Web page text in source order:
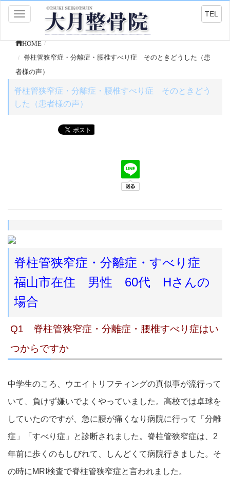
Toggle
navigation
TEL
HOME
脊柱管狭窄症・分離症・腰椎すべり症 そのときどうした（患
者様の声）
脊柱管狭窄症・分離症・腰椎すべり症 そのときどう
した（患者様の声）
脊柱管狭窄症・分離症・すべり症
福山市在住 男性 60代 Hさんの
場合
Q1 脊柱管狭窄症・分離症・腰椎すべり症はい
つからですか
中学生のころ、ウエイトリフティングの真似事が流行って
いて、負けず嫌いでよくやっていました。高校では卓球を
していたのですが、急に腰が痛くなり病院に行って「分離
症」「すべり症」と診断されました。脊柱管狭窄症は、2
年前に歩くのもしびれて、しんどくて病院行きました。そ
の時にMRI検査で脊柱管狭窄症と言われました。